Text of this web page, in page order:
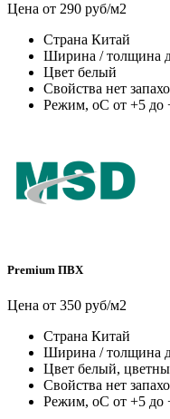
Цена от 290 руб/м2
Страна Китай
Ширина / толщина
Цвет белый
Свойства нет
Режим, оС от +5 до
Premium ПВХ
Цена от 350 руб/м2
Страна Китай
Ширина / толщина
Цвет белый,
Свойства нет
Режим, оС от +5 до